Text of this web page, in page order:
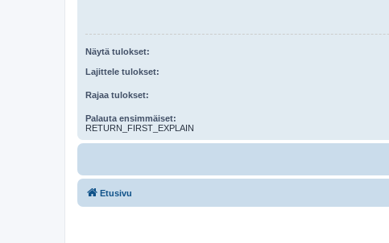
Näytä tulokset:
Lajittele tulokset:
Rajaa tulokset:
Palauta ensimmäiset:
RETURN_FIRST_EXPLAIN
Etusivu